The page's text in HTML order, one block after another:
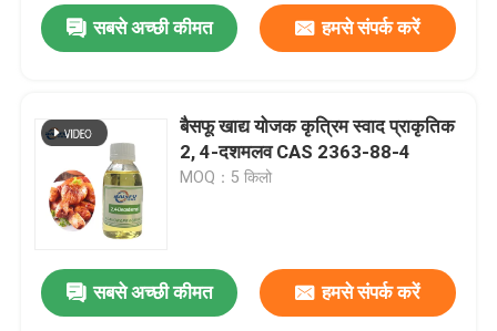
सबसे अच्छी कीमत हमसे संपर्क करें
बैसफू खाद्य योजक कृत्रिम स्वाद प्राकृतिक
2, 4-दशमलव CAS 2363-88-4
MOQ：5 किलो
सबसे अच्छी कीमत हमसे संपर्क करें